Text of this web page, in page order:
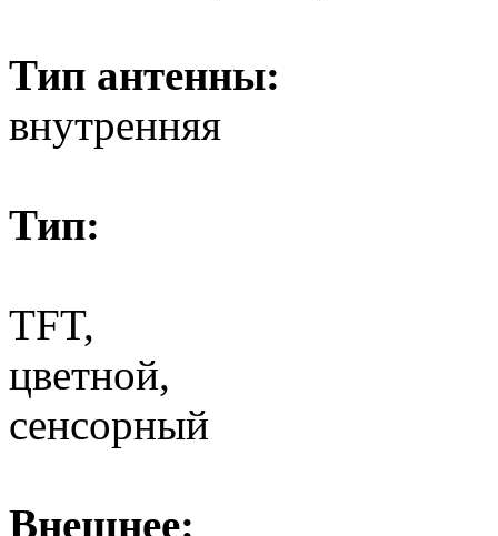
Тип антенны:
внутренняя
Тип:
TFT,
цветной,
сенсорный
Внешнее: